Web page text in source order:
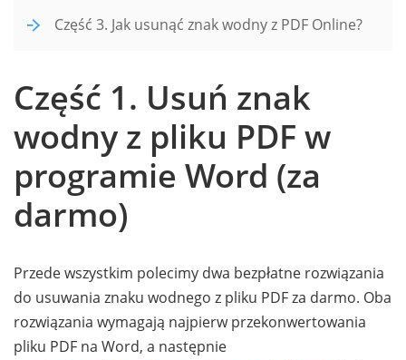
Część 3. Jak usunąć znak wodny z PDF Online?
Część 1. Usuń znak
wodny z pliku PDF w
programie Word (za
darmo)
Przede wszystkim polecimy dwa bezpłatne rozwiązania
do usuwania znaku wodnego z pliku PDF za darmo. Oba
rozwiązania wymagają najpierw przekonwertowania
pliku PDF na Word, a następnie